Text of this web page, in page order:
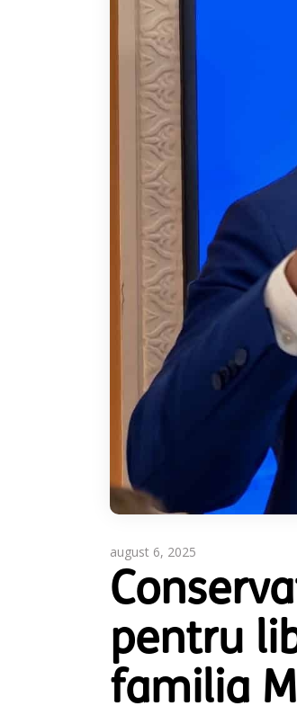
august 6, 2025
pentru
familia